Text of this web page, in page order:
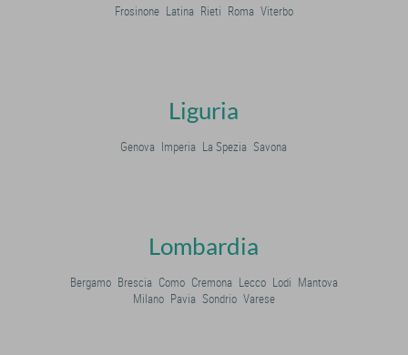
Frosinone Latina Rieti Roma Viterbo
Liguria
Genova Imperia La Spezia Savona
Lombardia
Bergamo Brescia Como Cremona Lecco Lodi Mantova
Milano Pavia Sondrio Varese